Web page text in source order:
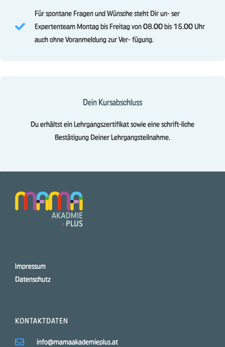
Für spontane Fragen und Wünsche steht Dir un- ser
Expertenteam Montag bis Freitag von 08.00 bis 15.00 Uhr
auch ohne Voranmeldung zur Ver- fügung.
Dein Kursabschluss
Du erhältst ein Lehrgangszertifikat sowie eine schrift-liche
Bestätigung Deiner Lehrgangsteilnahme.
Impressum
Datenschutz
KONTAKTDATEN
info@mamaakademieplus.at